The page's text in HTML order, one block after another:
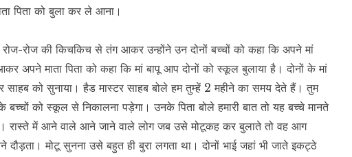
पिता को बुला कर ले आना।
रोज-रोज की किचकिच से तंग आकर उन्होंने उन दोनों बच्चों को कहा कि अपने मां
अपने माता पिता को कहा कि मां बापू आप दोनों को स्कूल बुलाया है। दोनों के मां
साहब को सुनाया। हैड मास्टर साहब बोले हम तुम्हें 2 महीने का समय देते हैं। तुम
बच्चों को स्कूल से निकालना पड़ेगा। उनके पिता बोले हमारी बात तो यह बच्चे मानते
रास्ते में आने वाले आने जाने वाले लोग जब उसे मोटूकह कर बुलाते तो वह आग
दौड़ता। मोटू सुनना उसे बहुत ही बुरा लगता था। दोनों भाई जहां भी जाते इकट्ठे